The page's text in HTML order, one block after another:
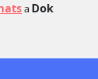
a Dok